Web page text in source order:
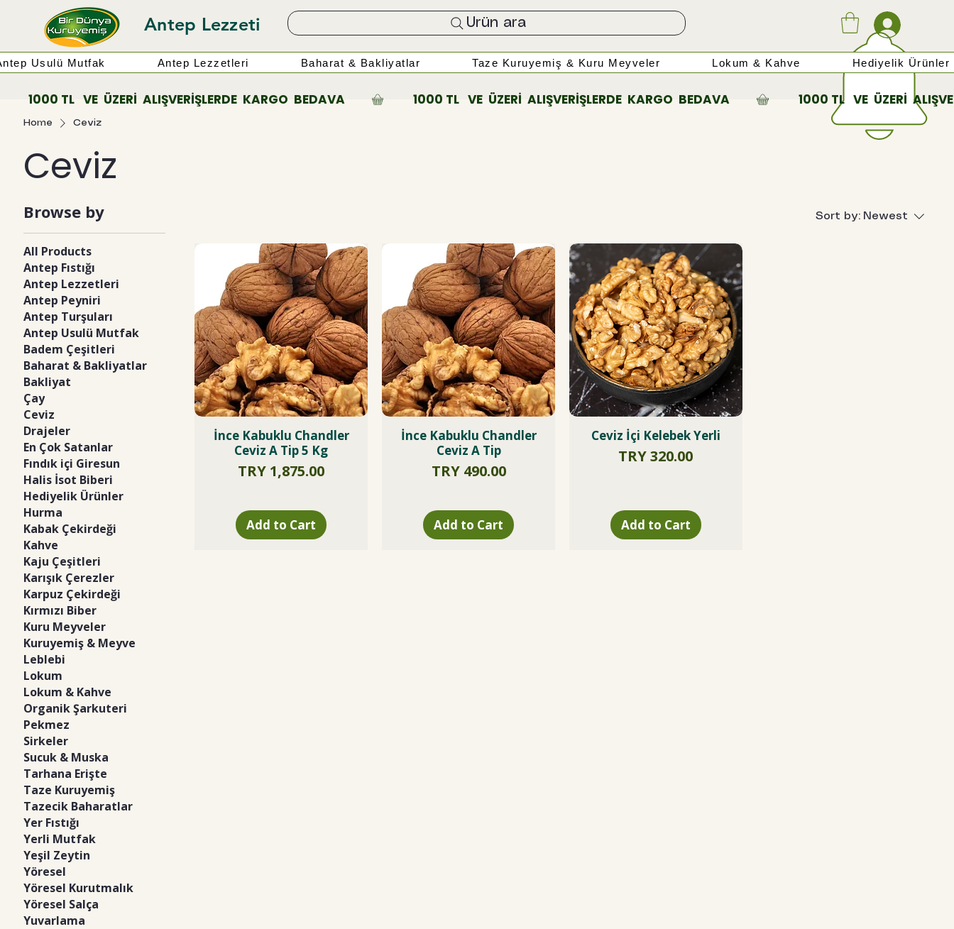
Antep Lezzeti
Usulü Mutfak Antep Lezzetleri Baharat & Bakliyatlar Taze Kuruyemiş & Kuru Meyveler Lokum & Kahve Hediyelik Ürünler
Ürün ara
          1000 TL   VE  ÜZERİ  ALIŞVERİŞLERDE  KARGO  BEDAVA
Home Ceviz
Ceviz
Browse by
All Products
Antep Fıstığı
Antep Lezzetleri
Antep Peyniri
Antep Turşuları
Antep Usulü Mutfak
Badem Çeşitleri
Baharat & Bakliyatlar
Bakliyat
Çay
Ceviz
Drajeler
En Çok Satanlar
Fındık içi Giresun
Halis İsot Biberi
Hediyelik Ürünler
Hurma
Kabak Çekirdeği
Kahve
Kaju Çeşitleri
Karışık Çerezler
Karpuz Çekirdeği
Kırmızı Biber
Kuru Meyveler
Kuruyemiş & Meyve
Leblebi
Lokum
Lokum & Kahve
Organik Şarkuteri
Pekmez
Sirkeler
Sucuk & Muska
Tarhana Erişte
Taze Kuruyemiş
Tazecik Baharatlar
Yer Fıstığı
Yerli Mutfak
Yeşil Zeytin
Yöresel
Yöresel Kurutmalık
Yöresel Salça
Yuvarlama
Sort by: Newest
İnce Kabuklu Chandler
Ceviz A Tip 5 Kg
Price
TRY 1,875.00
Add to Cart
İnce Kabuklu Chandler
Ceviz A Tip
Price
TRY 490.00
Add to Cart
Ceviz İçi Kelebek Yerli
Price
TRY 320.00
Add to Cart